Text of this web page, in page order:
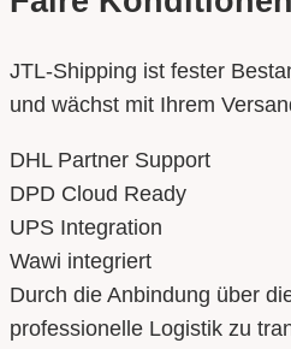
JTL-Shipping ist fester
und wächst mit Ihrem
DHL Partner Support
DPD Cloud Ready
UPS Integration
Wawi integriert
Durch die Anbindung über
professionelle Logistik zu